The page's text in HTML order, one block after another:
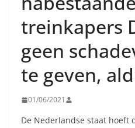
treinkapers
geen
te geven,
01/06/2021
De Nederlandse staat hoeft